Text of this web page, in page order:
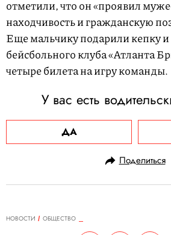
отметили, что он «проявил
находчивость и гражданскую
Еще мальчику подарили кепку
бейсбольного клуба «Атланта
четыре билета на игру команды.
У вас есть
ДА
Поделиться
НОВОСТИ
ОБЩЕСТВО